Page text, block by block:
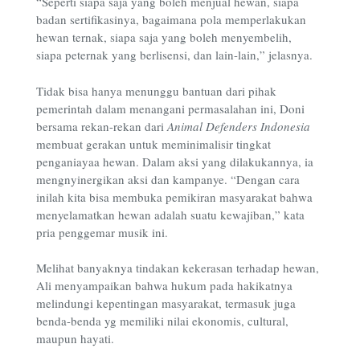
badan sertifikasinya, bagaimana pola memperlakukan
hewan ternak, siapa saja yang boleh menyembelih,
siapa peternak yang berlisensi, dan lain-lain,” jelasnya.
Tidak bisa hanya menunggu bantuan dari pihak
pemerintah dalam menangani permasalahan ini, Doni
bersama rekan-rekan dari Animal Defenders Indonesia
membuat gerakan untuk meminimalisir tingkat
penganiayaa hewan. Dalam aksi yang dilakukannya, ia
mengnyinergikan aksi dan kampanye. “Dengan cara
inilah kita bisa membuka pemikiran masyarakat bahwa
menyelamatkan hewan adalah suatu kewajiban,” kata
pria penggemar musik ini.
Melihat banyaknya tindakan kekerasan terhadap hewan,
Ali menyampaikan bahwa hukum pada hakikatnya
melindungi kepentingan masyarakat, termasuk juga
benda-benda yg memiliki nilai ekonomis, cultural,
maupun hayati.